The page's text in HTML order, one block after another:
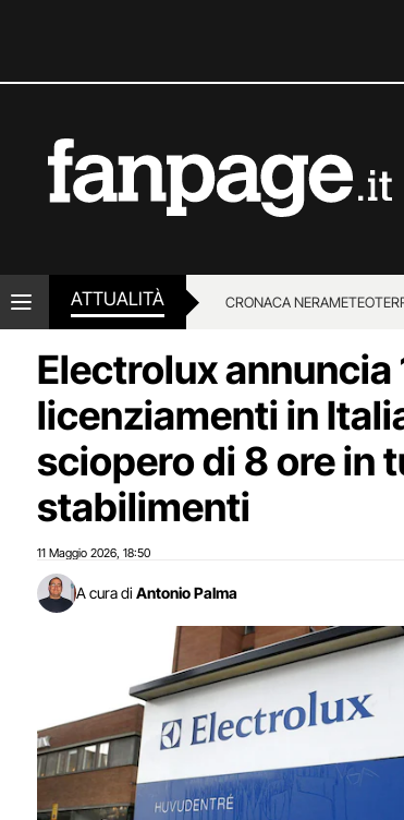
ATTUALITÀ CRONACA NERAMETEO
LOTTO E SUPERENALOTTO
Electrolux annuncia
licenziamenti in
sciopero di 8 ore in
stabilimenti
11 Maggio 2026 18:50
A cura di Antonio Palma